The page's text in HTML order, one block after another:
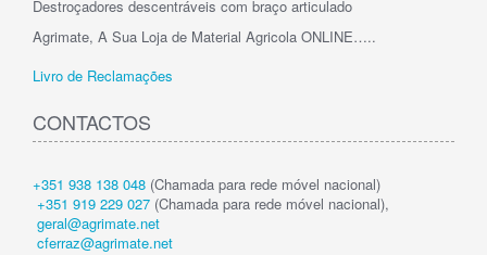
Destroçadores descentráveis com braço articulado
Agrimate, A Sua Loja de Material Agricola ONLINE…..
Livro de Reclamações
CONTACTOS
+351 938 138 048 (Chamada para rede móvel nacional)
+351 919 229 027 (Chamada para rede móvel nacional),
geral@agrimate.net
cferraz@agrimate.net